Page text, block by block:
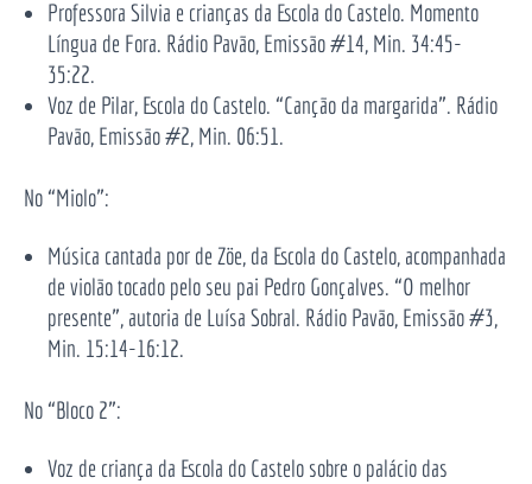
Professora Silvia e crianças da Escola do Castelo. Momento
Língua de Fora. Rádio Pavão, Emissão #14, Min. 34:45-
35:22.
Voz de Pilar, Escola do Castelo. “Canção da margarida”. Rádio
Pavão, Emissão #2, Min. 06:51.
No “Miolo”:
Música cantada por de Zöe, da Escola do Castelo, acompanhada
de violão tocado pelo seu pai Pedro Gonçalves. “O melhor
presente”, autoria de Luísa Sobral. Rádio Pavão, Emissão #3,
Min. 15:14-16:12.
No “Bloco 2”:
Voz de criança da Escola do Castelo sobre o palácio das